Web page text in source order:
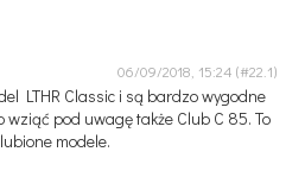
06/09/2018, 15:24
LTHR Classic i są bardzo wygodne
wziąć pod uwagę także Club C 85. To
modele.